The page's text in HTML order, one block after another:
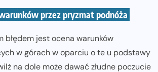
przez pryzmat podnóża
błędem jest ocena warunków
w górach w oparciu o te u podstawy
na dole może dawać złudne poczucie